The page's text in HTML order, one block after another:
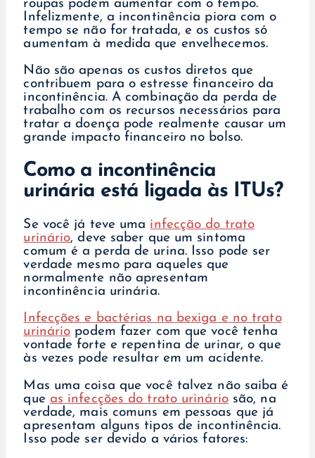
roupas podem aumentar com o tempo.
Infelizmente, a incontinência piora com o
tempo se não for tratada, e os custos só
aumentam à medida que envelhecemos.
Não são apenas os custos diretos que
contribuem para o estresse financeiro da
incontinência. A combinação da perda de
trabalho com os recursos necessários para
tratar a doença pode realmente causar um
grande impacto financeiro no bolso.
Como a incontinência
urinária está ligada às ITUs?
Se você já teve uma infecção do trato
urinário, deve saber que um sintoma
comum é a perda de urina. Isso pode ser
verdade mesmo para aqueles que
normalmente não apresentam
incontinência urinária.
Infecções e bactérias na bexiga e no trato
urinário podem fazer com que você tenha
vontade forte e repentina de urinar, o que
às vezes pode resultar em um acidente.
Mas uma coisa que você talvez não saiba é
que as infecções do trato urináriosão, na
verdade, mais comuns em pessoas que já
apresentam alguns tipos de incontinência.
Isso pode ser devido a vários fatores: